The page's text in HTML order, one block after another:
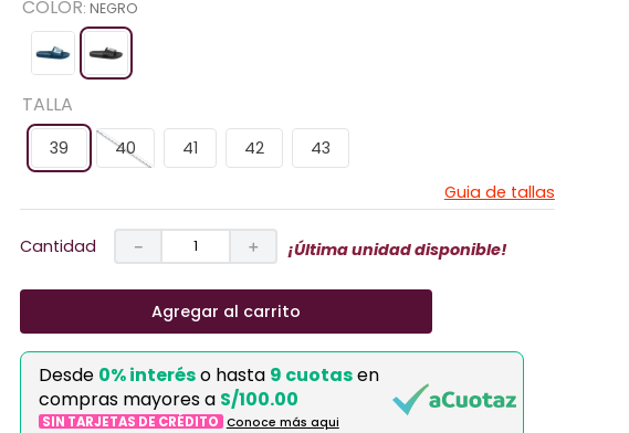
COLOR: NEGRO
TALLA
39 40 41 42
43
Guia de tallas
Cantidad ＋
－ ¡Última unidad disponible!
Agregar al carrito
Desde 0% interéso hasta 9 cuotasen
compras mayores a S/100.00
SIN TARJETAS DE CRÉDITO Conoce más aqui